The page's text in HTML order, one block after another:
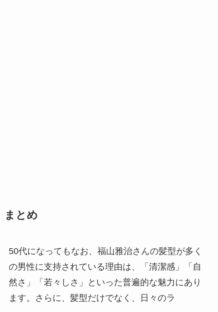
まとめ
50代になってもなお、福山雅治さんの髪型が多く
の男性に支持されている理由は、「清潔感」「自
然さ」「若々しさ」といった普遍的な魅力にあり
ます。さらに、髪型だけでなく、日々のラ